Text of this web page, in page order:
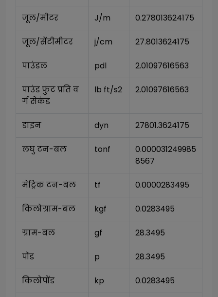
जूल/मीटर J/m 0.278013624175
जूल/सेंटीमीटर j/cm 27.8013624175
पाउंडल pdl 2.01097616563
पाउंड फुट प्रति व
र्ग सेकंड
lb ft/s2 2.01097616563
डाइन dyn 27801.3624175
लघु टन-बल tonf
0.000031249985
8567
मेट्रिक टन-बल tf 0.0000283495
किलोग्राम-बल kgf 0.0283495
ग्राम-बल gf 28.3495
पोंड p 28.3495
किलोपोंड kp 0.0283495